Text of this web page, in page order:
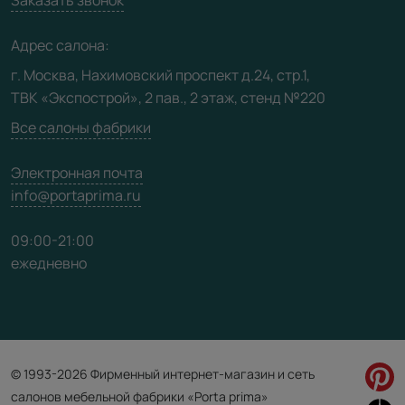
Карта сайта
Адрес салона:
г. Москва, Нахимовский проспект д.24, стр.1,
ТВК «Экспострой», 2 пав., 2 этаж, стенд №220
Все салоны фабрики
Электронная почта
info@portaprima.ru
09:00-21:00
ежедневно
© 1993-2026 Фирменный интернет-магазин и сеть
салонов мебельной фабрики «Porta prima»